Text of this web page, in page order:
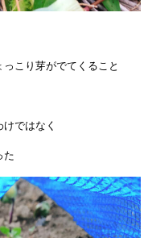
こり芽がでてくること
ではなく
た